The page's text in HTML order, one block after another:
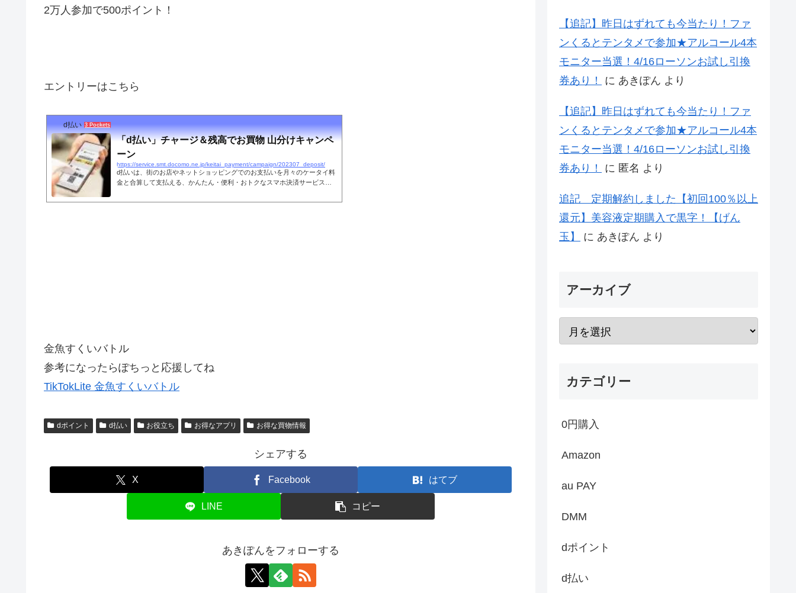
2万人参加で500ポイント！
エントリーはこちら
d払い 3 Pockets
「d払い」チャージ＆残高でお買物 山分けキャンペ
ーン
https://service.smt.docomo.ne.jp/keitai_payment/campaign/202307_deposit/
d払いは、街のお店やネットショッピングでのお支払いを月々のケータイ料
金と合算して支払える、かんたん・便利・おトクなスマホ決済サービスで
ドでかんたんに決済ができます。d払い限定のおトクなdポイントプレゼン
金魚すくいバトル
参考になったらぽちっと応援してね
TikTokLite 金魚すくいバトル
dポイント d払い お役立ち お得なアプリ お得な買物情報
シェアする
X Facebook はてブ
LINE コピー
あきぽんをフォローする
【追記】昨日はずれても今当たり！ファ
ンくるとテンタメで参加★アルコール4本
モニター当選！4/16ローソンお試し引換
券あり！
に あきぽん より
【追記】昨日はずれても今当たり！ファ
ンくるとテンタメで参加★アルコール4本
モニター当選！4/16ローソンお試し引換
券あり！
に 匿名 より
追記 定期解約しました【初回100％以上
還元】美容液定期購入で黒字！【げん
玉】
に あきぽん より
アーカイブ
カテゴリー
0円購入
Amazon
au PAY
DMM
dポイント
d払い